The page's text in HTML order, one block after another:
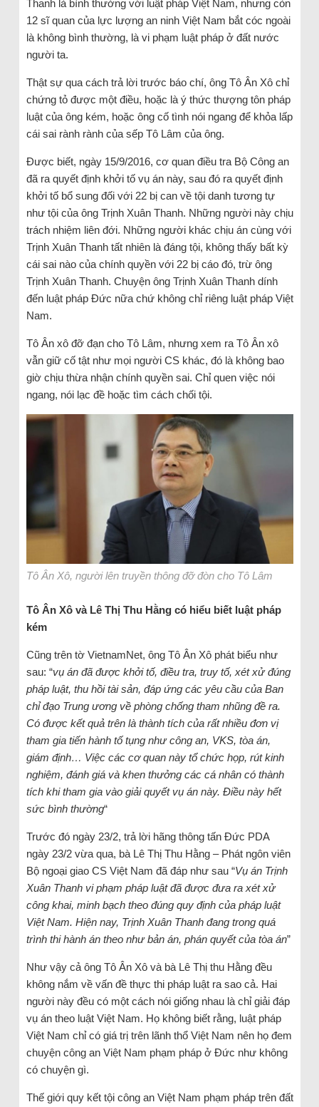
Thanh là bình thường với luật pháp Việt Nam, nhưng còn
12 sĩ quan của lực lượng an ninh Việt Nam bắt cóc ngoài
là không bình thường, là vi phạm luật pháp ở đất nước
người ta.
Thật sự qua cách trả lời trước báo chí, ông Tô Ân Xô chỉ
chứng tỏ được một điều, hoặc là ý thức thượng tôn pháp
luật của ông kém, hoặc ông cố tình nói ngang để khỏa lấp
cái sai rành rành của sếp Tô Lâm của ông.
Được biết, ngày 15/9/2016, cơ quan điều tra Bộ Công an
đã ra quyết định khởi tố vụ án này, sau đó ra quyết định
khởi tố bổ sung đối với 22 bị can về tội danh tương tự
như tội của ông Trịnh Xuân Thanh. Những người này chịu
trách nhiệm liên đới. Những người khác chịu án cùng với
Trịnh Xuân Thanh tất nhiên là đáng tội, không thấy bất kỳ
cái sai nào của chính quyền với 22 bị cáo đó, trừ ông
Trịnh Xuân Thanh. Chuyện ông Trịnh Xuân Thanh dính
đến luật pháp Đức nữa chứ không chỉ riêng luật pháp Việt
Nam.
Tô Ân xô đỡ đạn cho Tô Lâm, nhưng xem ra Tô Ân xô
vẫn giữ cố tật như mọi người CS khác, đó là không bao
giờ chịu thừa nhận chính quyền sai. Chỉ quen việc nói
ngang, nói lạc đề hoặc tìm cách chối tội.
Tô Ân Xô, người lên truyền thông đỡ đòn cho Tô Lâm
Tô Ân Xô và Lê Thị Thu Hằng có hiểu biết luật pháp
kém
Cũng trên tờ VietnamNet, ông Tô Ân Xô phát biểu như
sau: “vụ án đã được khởi tố, điều tra, truy tố, xét xử đúng
pháp luật, thu hồi tài sản, đáp ứng các yêu cầu của Ban
chỉ đạo Trung ương về phòng chống tham nhũng đề ra.
Có được kết quả trên là thành tích của rất nhiều đơn vị
tham gia tiến hành tố tụng như công an, VKS, tòa án,
giám định… Việc các cơ quan này tổ chức họp, rút kinh
nghiệm, đánh giá và khen thưởng các cá nhân có thành
tích khi tham gia vào giải quyết vụ án này. Điều này hết
sức bình thường“
Trước đó ngày 23/2, trả lời hãng thông tấn Đức PDA
ngày 23/2 vừa qua, bà Lê Thị Thu Hằng – Phát ngôn viên
Bộ ngoại giao CS Việt Nam đã đáp như sau “Vụ án Trịnh
Xuân Thanh vi phạm pháp luật đã được đưa ra xét xử
công khai, minh bạch theo đúng quy định của pháp luật
Việt Nam. Hiện nay, Trịnh Xuân Thanh đang trong quá
trình thi hành án theo như bản án, phán quyết của tòa án”
Như vậy cả ông Tô Ân Xô và bà Lê Thị thu Hằng đều
không nắm về vấn đề thực thi pháp luật ra sao cả. Hai
người này đều có một cách nói giống nhau là chỉ giải đáp
vụ án theo luật Việt Nam. Họ không biết rằng, luật pháp
Việt Nam chỉ có giá trị trên lãnh thổ Việt Nam nên họ đem
chuyện công an Việt Nam phạm pháp ở Đức như không
có chuyện gì.
Thế giới quy kết tội công an Việt Nam phạm pháp trên đất